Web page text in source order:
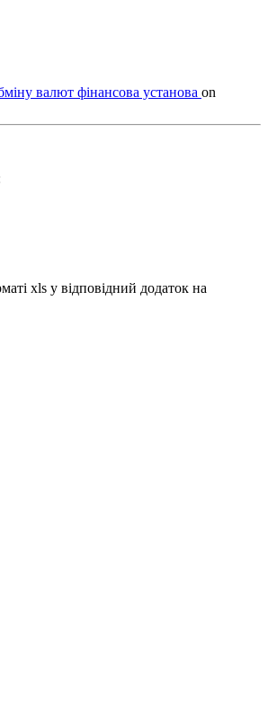
валют фінансова установа on
xls у відповідний додаток на